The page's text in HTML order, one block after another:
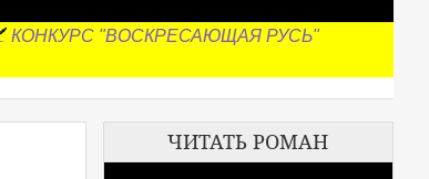
КОНКУРС "ВОСКРЕСАЮЩАЯ РУСЬ"
ЧИТАТЬ РОМАН